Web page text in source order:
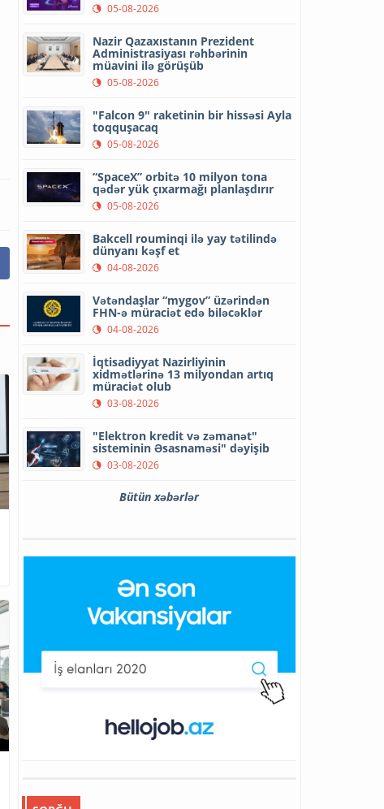
05-08-2026
Nazir Qazaxıstanın Prezident
Administrasiyası rəhbərinin
müavini ilə görüşüb
05-08-2026
"Falcon 9" raketinin bir hissəsi Ayla
toqquşacaq
05-08-2026
“SpaceX” orbitə 10 milyon tona
qədər yük çıxarmağı planlaşdırır
05-08-2026
Bakcell rouminqi ilə yay tətilində
dünyanı kəşf et
04-08-2026
Vətəndaşlar “mygov” üzərindən
FHN-ə müraciət edə biləcəklər
04-08-2026
İqtisadiyyat Nazirliyinin
xidmətlərinə 13 milyondan artıq
müraciət olub
03-08-2026
"Elektron kredit və zəmanət"
sisteminin Əsasnaməsi" dəyişib
03-08-2026
Bütün xəbərlər